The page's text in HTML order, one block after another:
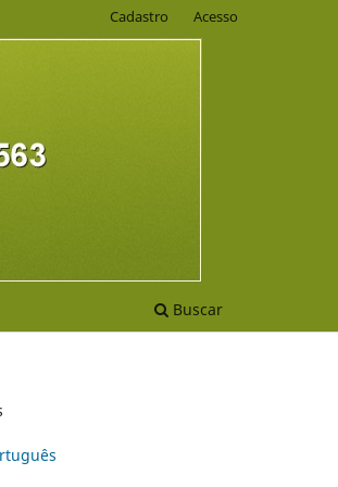
Buscar
Cadastro Acesso